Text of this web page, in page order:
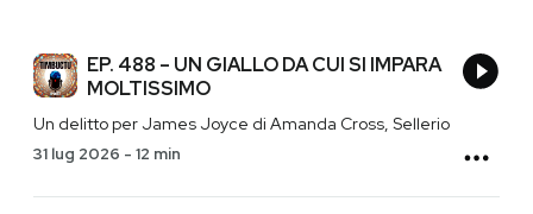
EP. 488 – UN GIALLO DA CUI SI IMPARA
MOLTISSIMO
Un delitto per James Joyce di Amanda Cross, Sellerio
31 lug 2026 - 12 min